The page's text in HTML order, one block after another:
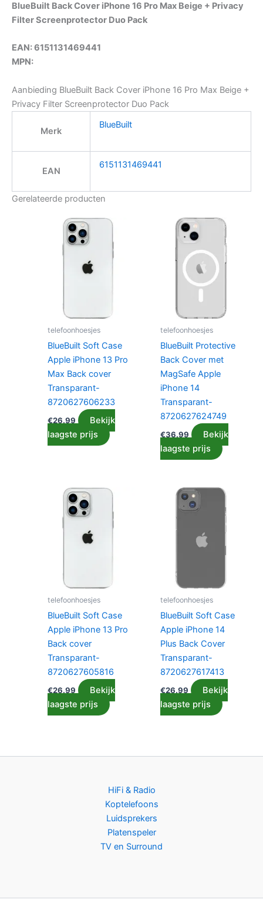
BlueBuilt Back Cover iPhone 16 Pro Max Beige + Privacy
Filter Screenprotector Duo Pack
EAN: 6151131469441
MPN:
Aanbieding BlueBuilt Back Cover iPhone 16 Pro Max Beige +
Privacy Filter Screenprotector Duo Pack
Merk
BlueBuilt
EAN
6151131469441
Gerelateerde producten
telefoonhoesjes
BlueBuilt Soft Case
Apple iPhone 13 Pro
Max Back cover
Transparant-
8720627606233
€26.99
Bekijk
laagste prijs
telefoonhoesjes
BlueBuilt Protective
Back Cover met
MagSafe Apple
iPhone 14
Transparant-
8720627624749
€36.99
Bekijk
laagste prijs
telefoonhoesjes
BlueBuilt Soft Case
Apple iPhone 13 Pro
Back cover
Transparant-
8720627605816
€26.99
Bekijk
laagste prijs
telefoonhoesjes
BlueBuilt Soft Case
Apple iPhone 14
Plus Back Cover
Transparant-
8720627617413
€26.99
Bekijk
laagste prijs
HiFi & Radio
Koptelefoons
Luidsprekers
Platenspeler
TV en Surround